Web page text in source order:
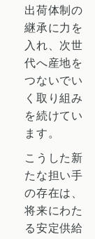
出荷体制の
継承に力を
入れ、次世
代へ産地を
つないでい
く取り組み
を続けてい
ます。
こうした新
たな担い手
の存在は、
将来にわた
る安定供給